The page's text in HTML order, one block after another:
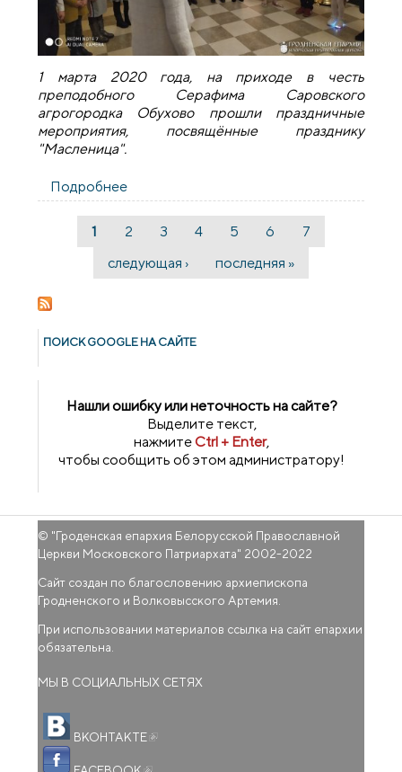
1 марта 2020 года, на приходе в честь
преподобного Серафима Саровского
агрогородка Обухово прошли праздничные
мероприятия, посвящённые празднику
"Масленица".
Подробнее
Обухово
Страницы
1 2 3 4 5 6
7
следующая ›
последняя »
ПОИСК GOОGLE НА САЙТЕ
Нашли ошибку или неточность на сайте?
Выделите текст,
нажмитеCtrl + Enter,
чтобы сообщить об этом администратору!
© "Гроденская епархия Белорусской Православной
Церкви Московского Патриархата" 2002-2022
Сайт создан по благословению архиепископа
Гродненского и Волковысского Артемия.
При использовании материалов ссылка на сайт епархии
обязательна.
МЫ В СОЦИАЛЬНЫХ СЕТЯХ
ВКОНТАКТЕ